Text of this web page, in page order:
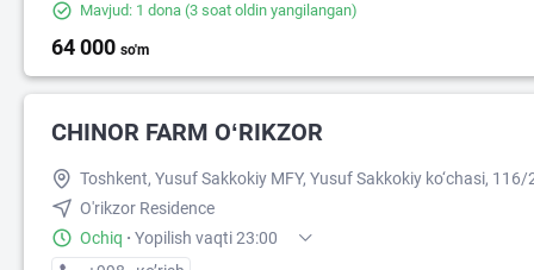
Mavjud: 1 dona (3 soat oldin yangilangan)
64 000 so'm
CHINOR FARM OʻRIKZOR
Toshkent, Yusuf Sakkokiy MFY, Yusuf Sakkokiy ko‘chasi, 116/
O'rikzor Residence
Ochiq · Yopilish vaqti 23:00